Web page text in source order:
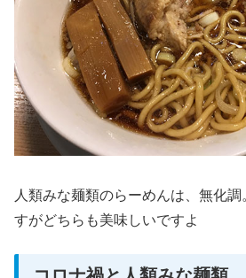
人類みな麺類のらーめんは、無化
すがどちらも美味しいですよ